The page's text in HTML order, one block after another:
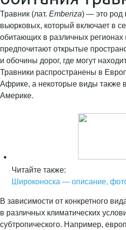
Травник (лат. Emberiza) — это род
вьюрковых, который включает в
обитающих в различных
предпочитают открытые
и обочины дорог, где могут
Травники распространены в
Африке, а некоторые виды также
Америке.
Читайте также:
Широконоска — описание,
В зависимости от конкретного
в различных климатических
субтропического. Например,